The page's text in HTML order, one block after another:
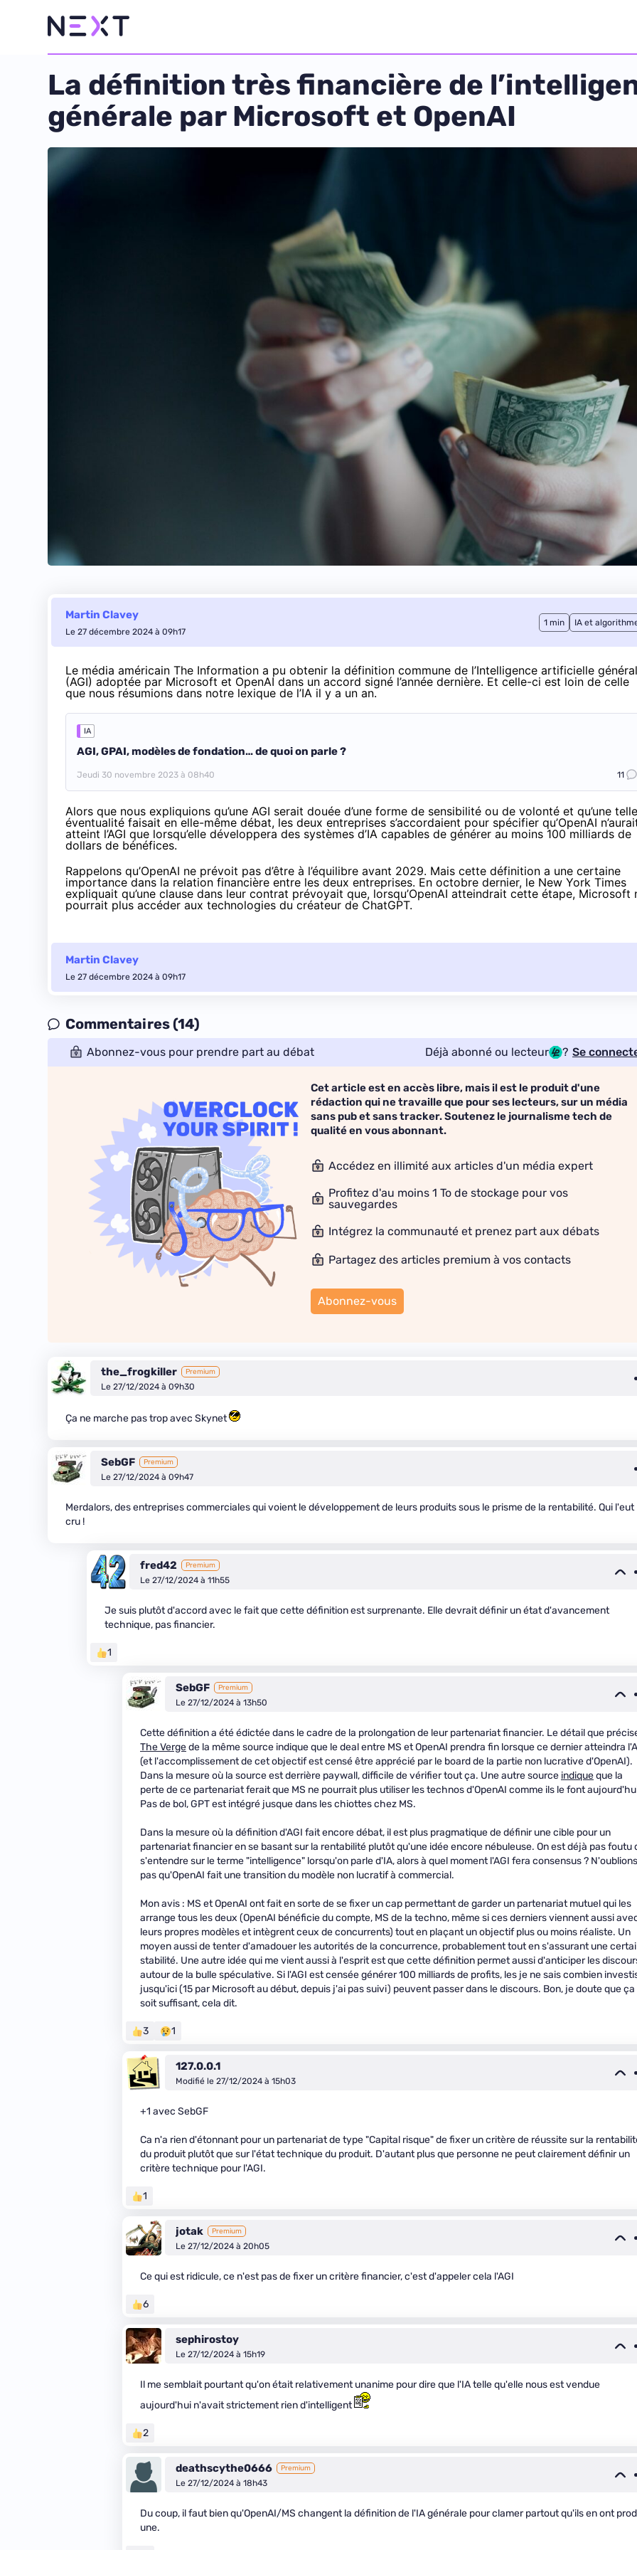
La définition très financière de
générale par Microsoft et OpenAI
Martin Clavey
Le 27 décembre 2024 à 09h17
1 min IA et
Le média américain The Information a pu obtenir la définition commune de l’Intelligence artificielle
(AGI) adoptée par Microsoft et OpenAI dans un accord signé l’année dernière. Et celle-ci est loin de celle
que nous résumions dans notre lexique de l’IA il y a un an.
IA
AGI, GPAI, modèles de fondation… de quoi on parle ?
Jeudi 30 novembre 2023 à 08h40 11
Alors que nous expliquions qu’une AGI serait douée d’une forme de sensibilité ou de volonté et qu’une telle
éventualité faisait en elle-même débat, les deux entreprises s’accordaient pour spécifier qu’OpenAI
atteint l’AGI que lorsqu’elle développera des systèmes d’IA capables de générer au moins 100 milliards de
dollars de bénéfices.
Rappelons qu’OpenAI ne prévoit pas d’être à l’équilibre avant 2029. Mais cette définition a une certaine
importance dans la relation financière entre les deux entreprises. En octobre dernier, le New York Times
expliquait qu’une clause dans leur contrat prévoyait que, lorsqu’OpenAI atteindrait cette étape, Microsoft
pourrait plus accéder aux technologies du créateur de ChatGPT.
Martin Clavey
Le 27 décembre 2024 à 09h17
Commentaires (14)
Abonnez-vous pour prendre part au débat Déjà abonné ou lecteur ? Se
Cet article est en accès libre, mais il est le produit d'une
rédaction qui ne travaille que pour ses lecteurs, sur un média
sans pub et sans tracker. Soutenez le journalisme tech de
qualité en vous abonnant.
Accédez en illimité aux articles d'un média expert
Profitez d'au moins 1 To de stockage pour vos
sauvegardes
Intégrez la communauté et prenez part aux débats
Partagez des articles premium à vos contacts
Abonnez-vous
the_frogkiller Premium
Le 27/12/2024 à 09h30
Ça ne marche pas trop avec Skynet
SebGF Premium
Le 27/12/2024 à 09h47
Merdalors, des entreprises commerciales qui voient le développement de leurs produits sous le prisme de la rentabilité. Qui l'eut
cru !
fred42 Premium
Le 27/12/2024 à 11h55
Je suis plutôt d'accord avec le fait que cette définition est surprenante. Elle devrait définir un état d'avancement
technique, pas financier.
1
SebGF Premium
Le 27/12/2024 à 13h50
Cette définition a été édictée dans le cadre de la prolongation de leur partenariat financier. Le détail que
The Vergede la même source indique que le deal entre MS et OpenAI prendra fin lorsque ce dernier atteindra
(et l'accomplissement de cet objectif est censé être apprécié par le board de la partie non lucrative d'OpenAI).
Dans la mesure où la source est derrière paywall, difficile de vérifier tout ça. Une autre source indiqueque la
perte de ce partenariat ferait que MS ne pourrait plus utiliser les technos d'OpenAI comme ils le font
Pas de bol, GPT est intégré jusque dans les chiottes chez MS.
Dans la mesure où la définition d'AGI fait encore débat, il est plus pragmatique de définir une cible pour un
partenariat financier en se basant sur la rentabilité plutôt qu'une idée encore nébuleuse. On est déjà pas foutu
s'entendre sur le terme "intelligence" lorsqu'on parle d'IA, alors à quel moment l'AGI fera consensus ? N'oublions
pas qu'OpenAI fait une transition du modèle non lucratif à commercial.
Mon avis : MS et OpenAI ont fait en sorte de se fixer un cap permettant de garder un partenariat mutuel qui les
arrange tous les deux (OpenAI bénéficie du compte, MS de la techno, même si ces derniers viennent aussi
leurs propres modèles et intègrent ceux de concurrents) tout en plaçant un objectif plus ou moins réaliste. Un
moyen aussi de tenter d'amadouer les autorités de la concurrence, probablement tout en s'assurant une
stabilité. Une autre idée qui me vient aussi à l'esprit est que cette définition permet aussi d'anticiper les
autour de la bulle spéculative. Si l'AGI est censée générer 100 milliards de profits, les je ne sais combien
jusqu'ici (15 par Microsoft au début, depuis j'ai pas suivi) peuvent passer dans le discours. Bon, je doute que ça
soit suffisant, cela dit.
3 1
127.0.0.1
Modifié le 27/12/2024 à 15h03
+1 avec SebGF
Ca n'a rien d'étonnant pour un partenariat de type "Capital risque" de fixer un critère de réussite sur la
du produit plutôt que sur l'état technique du produit. D'autant plus que personne ne peut clairement définir un
critère technique pour l'AGI.
1
jotak Premium
Le 27/12/2024 à 20h05
Ce qui est ridicule, ce n'est pas de fixer un critère financier, c'est d'appeler cela l'AGI
6
sephirostoy
Le 27/12/2024 à 15h19
Il me semblait pourtant qu'on était relativement unanime pour dire que l'IA telle qu'elle nous est vendue
aujourd'hui n'avait strictement rien d'intelligent
2
deathscythe0666 Premium
Le 27/12/2024 à 18h43
Du coup, il faut bien qu'OpenAI/MS changent la définition de l'IA générale pour clamer partout qu'ils en ont
une.